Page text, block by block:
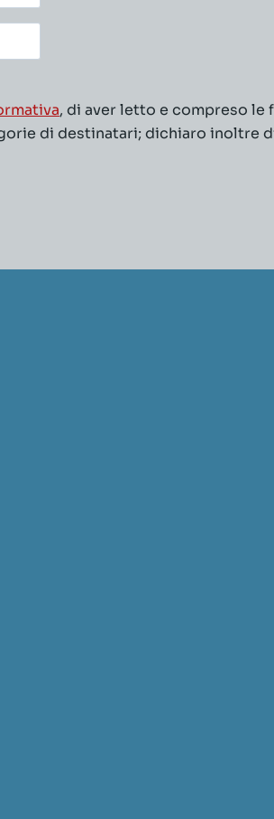
, di aver letto e compreso le
di destinatari; dichiaro inoltre